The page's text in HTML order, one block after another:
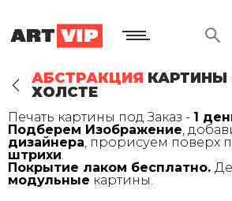
АБСТРАКЦИЯ КАРТИНЫ
ХОЛСТЕ
Печать картины под Заказ - 1
Подберем Изображение,
дизайнера, прорисуем поверх
штрихи.
Покрытие лаком бесплатно.
модульные картины.